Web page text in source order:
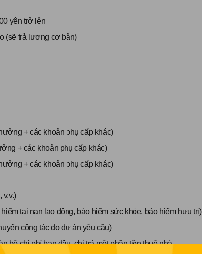
yên trở lên
(sẽ trả lương cơ bản)
+ các khoản phụ cấp khác)
+ các khoản phụ cấp khác)
+ các khoản phụ cấp khác)
v.v.)
tai nạn lao động, bảo hiểm sức khỏe, bảo hiểm hưu trí)
công tác do dự án yêu cầu)
bộ chi phí ban đầu, chi trả một phần tiền thuê nhà